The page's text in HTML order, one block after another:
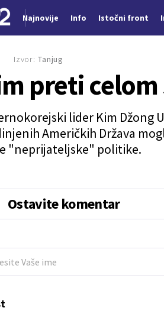
Najnovije Info Istočni front
preti celom
lider Kim Džong
Američkih Država
"neprijateljske" politike.
Izvor: Tanjug
Ostavite komentar